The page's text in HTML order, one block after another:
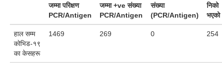
जम्मा परिक्षण
PCR/Antigen
जम्मा +ve संख्या
PCR/Antigen
संख्या
(PCR/Antigen)
निको
भएको
हाल सम्म
कोभिड-१९
का केसहरू
1469 269 0 254